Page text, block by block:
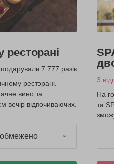
ресторані
подарували 7 777 разів
ресторані.
вино та
вечір відпочиваючих.
3
На
та